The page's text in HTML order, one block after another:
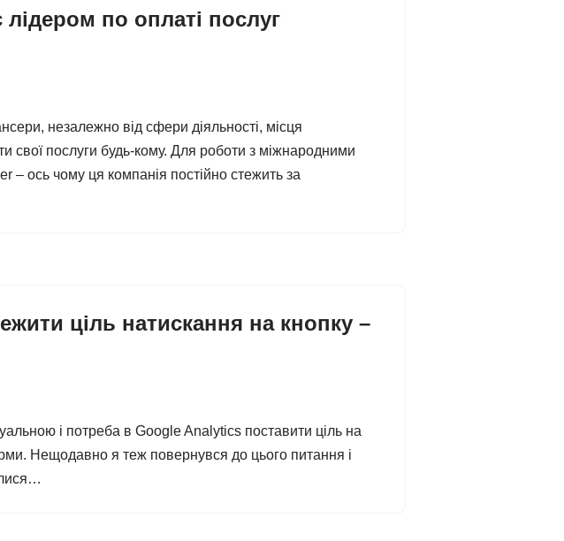
по оплаті послуг
незалежно від сфери діяльності, місця
свої послуги будь-кому. Для роботи з міжнародними
ось чому ця компанія постійно стежить за
ціль натискання на кнопку –
і потреба в Google Analytics поставити ціль на
Нещодавно я теж повернувся до цього питання і